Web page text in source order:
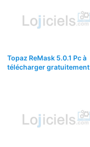
Topaz ReMask 5.0.1 Pc à
télécharger gratuitement